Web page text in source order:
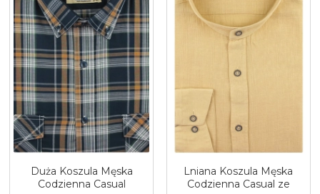
Duża Koszula Męska
Codzienna Casual
Lniana Koszula Męska
Codzienna Casual ze